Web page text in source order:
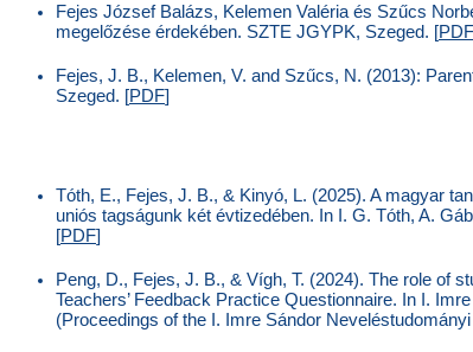
Fejes József Balázs, Kelemen Valéria és Szűcs
megelőzése érdekében. SZTE JGYPK, Szeged. [PDF
Fejes, J. B., Kelemen, V. and Szűcs, N. (2013):
Szeged. [PDF]
Tóth, E., Fejes, J. B., & Kinyó, L. (2025). A magyar
uniós tagságunk két évtizedében. In I. G. Tóth, A.
[PDF]
Peng, D., Fejes, J. B., & Vígh, T. (2024). The role of
Teachers’ Feedback Practice Questionnaire. In I.
(Proceedings of the I. Imre Sándor